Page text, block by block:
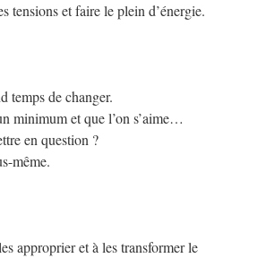
tensions et faire le plein d’énergie.
temps de changer.
minimum et que l’on s’aime…
en question ?
même.
approprier et à les transformer le